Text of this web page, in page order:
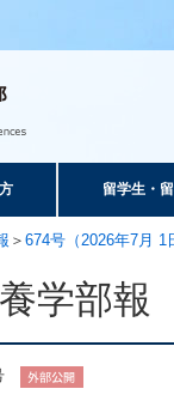
留学生・
＞ 674号（2026年7月 1
学部報